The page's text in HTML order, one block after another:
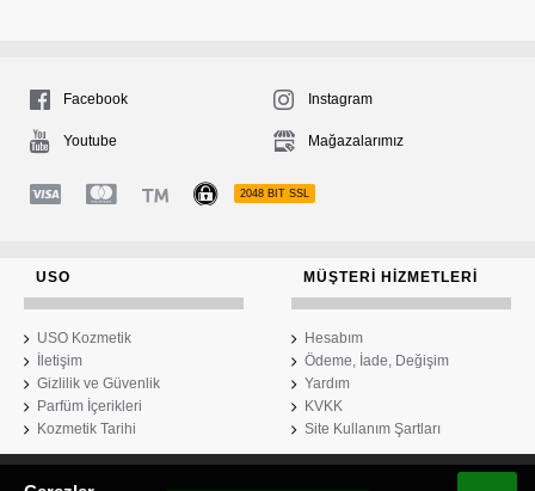
Facebook Instagram
Youtube Mağazalarımız
2048 BIT SSL
USO
USO Kozmetik
İletişim
Gizlilik ve Güvenlik
Parfüm İçerikleri
Kozmetik Tarihi
MÜŞTERI HIZMETLERI
Hesabım
Ödeme, İade, Değişim
Yardım
KVKK
Site Kullanım Şartları